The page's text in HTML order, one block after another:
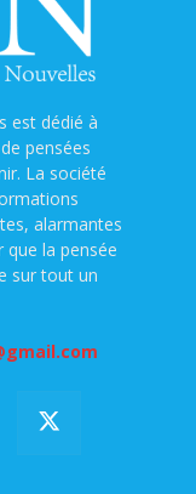
est dédié à
pensées
La société
alarmantes
que la pensée
sur tout un